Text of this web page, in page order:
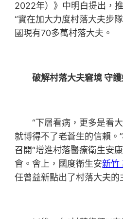
2022年）》中明白提出，
“實在加大力度村落大夫步
國現有70多萬村落大夫。
破解村落大夫窘境 守
“下層看病，更多是看大
就博得不了老蒼生的信賴。
召開“增進村落醫療衛生安
會。會上，國度衛生安新竹
任曾益新點出了村落大夫的